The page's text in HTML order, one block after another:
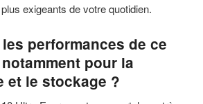
exigeants de votre quotidien.
performances de ce
pour la
et le stockage ?